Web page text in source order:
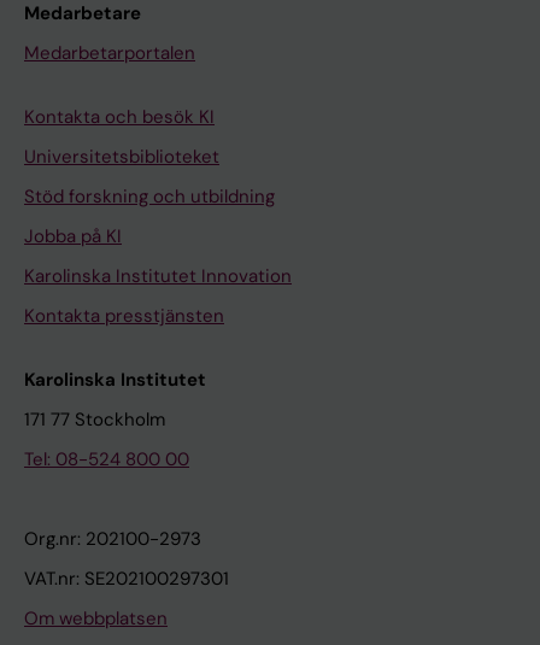
Medarbetare
Medarbetarportalen
Kontakta och besök KI
Universitetsbiblioteket
Stöd forskning och utbildning
Jobba på KI
Karolinska Institutet Innovation
Kontakta presstjänsten
Karolinska Institutet
171 77 Stockholm
Tel: 08-524 800 00
Org.nr: 202100-2973
VAT.nr: SE202100297301
Om webbplatsen